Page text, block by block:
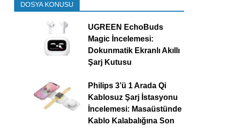
DOSYA KONUSU
UGREEN EchoBuds
Magic İncelemesi:
Dokunmatik Ekranlı Akıllı
Şarj Kutusu
Philips 3’ü 1 Arada Qi
Kablosuz Şarj İstasyonu
İncelemesi: Masaüstünde
Kablo Kalabalığına Son